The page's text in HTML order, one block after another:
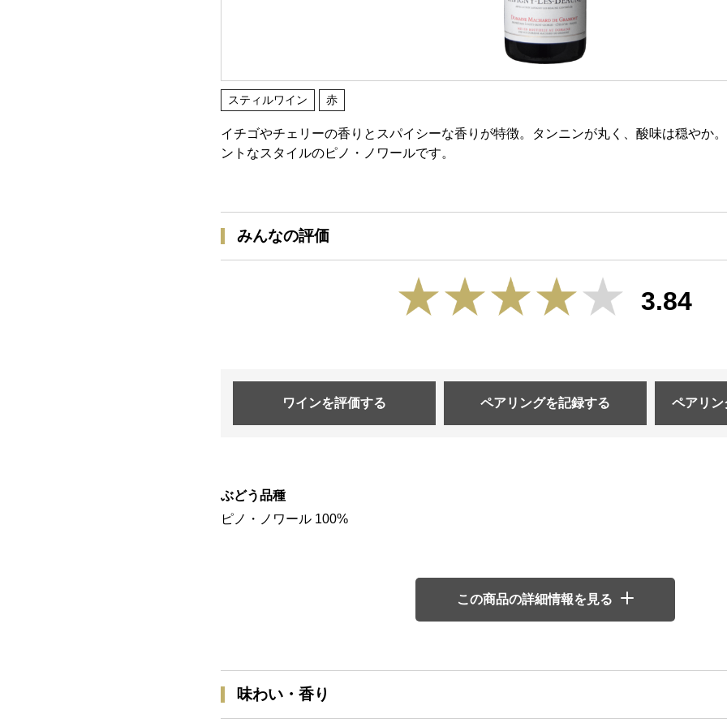
スティルワイン 赤
イチゴやチェリーの香りとスパイシーな香りが特徴。タンニンが丸く、酸味は穏やか
ントなスタイルのピノ・ノワールです。
みんなの評価
3.84
ワインを評価する ペアリングを記録する ペアリン
ぶどう品種
ピノ・ノワール 100%
この商品の詳細情報を見る
味わい・香り